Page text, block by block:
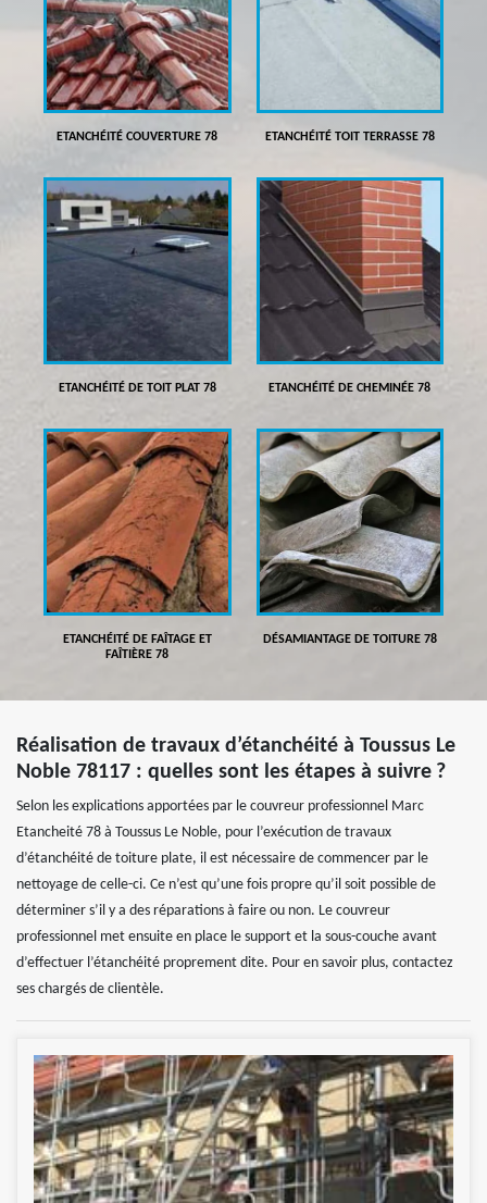
ETANCHÉITÉ COUVERTURE 78 ETANCHÉITÉ TOIT TERRASSE 78
ETANCHÉITÉ DE TOIT PLAT 78 ETANCHÉITÉ DE CHEMINÉE 78
ETANCHÉITÉ DE FAÎTAGE ET
FAÎTIÈRE 78
DÉSAMIANTAGE DE TOITURE 78
Réalisation de travaux d’étanchéité à Toussus Le
Noble 78117 : quelles sont les étapes à suivre ?
Selon les explications apportées par le couvreur professionnel Marc
Etancheité 78 à Toussus Le Noble, pour l’exécution de travaux
d’étanchéité de toiture plate, il est nécessaire de commencer par le
nettoyage de celle-ci. Ce n’est qu’une fois propre qu’il soit possible de
déterminer s’il y a des réparations à faire ou non. Le couvreur
professionnel met ensuite en place le support et la sous-couche avant
d’effectuer l’étanchéité proprement dite. Pour en savoir plus, contactez
ses chargés de clientèle.